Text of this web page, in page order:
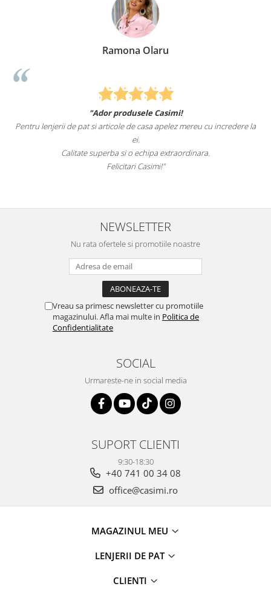
Ramona Olaru
"Ador produsele Casimi!
Pentru lenjerii de pat si articole de casa apelez mereu cu incredere la
ei.
Calitate superba si o echipa extraordinara.
Felicitari Casimi!"
NEWSLETTER
Nu rata ofertele si promotiile noastre
Vreau sa primesc newsletter cu promotiile
magazinului. Afla mai multe in Politica de
Confidentialitate
SOCIAL
Urmareste-ne in social media
SUPORT CLIENTI
9:30-18:30
+40 741 00 34 08
office@casimi.ro
MAGAZINUL MEU
LENJERII DE PAT
CLIENTI